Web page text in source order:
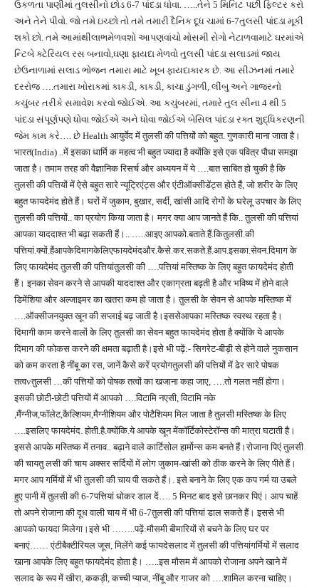
ઉકળતા પાણીમાં તુલસીનો છોડ 6-7 પાંદડા ધોવા. …..તેને 5 મિનિટ પછી ફિલ્ટર કરો
અને તેને પીવો. જો તમે ઇચ્છો તો તમે તમારી દૈનિક દૂધ ચામાં 6-7તુલસી પાંદડા મૂકી
શકો છો. તમે આમાંથીલાભમેળવશો આપણવાંચો મોસમી રોગો નેટાળવામાટે ઘરમાંએ
ન્ટિબે ક્ટેરિયલ રસ બનાવો,ઘણા ફાયદા મેળવો તુલસી પાંદડા સલાડમાં જાય
છેઉનાળામાં સલાડ ભોજન તમારા માટે ખૂબ ફાયદાકારક છે. આ સીઝનમાં તમારે
દરરોજ ….તમારા ખોરાકમાં કાકડી, કાકડી, કાચા ડુંગળી, લીંબુ અને ગાજરનો
કચુંબર તરીકે સમાવેશ કરવો જોઈએ. આ કચુંબરમાં, તમારે તુલ સીના 4 થી 5
પાંદડા સંપૂર્ણપણે ધોવા જોઈએ અને ધોવા જોઈએ બેસિલ પાંદડા રક્ત શુદ્ધિકરણની
જેમ કામ કરે…. છે Health आयुर्वेद में तुलसी की पत्तियों को बहुत. गुणकारी माना जाता है।
भारत(India) ..में इसका धार्मि क महत्व भी बहुत ज्यादा है क्योंकि इसे एक पवित्र पौधा समझा
जाता है। तमाम तरह की वैज्ञानिक रिसर्च और अध्ययन में ये ….बात साबित हो चुकी है कि
तुलसी की पत्तियों में ऐसे बहुत सारे न्यूट्रिएंट्स और एंटीऑक्सीडेंट्स होते हैं, जो शरीर के लिए
बहुत फायदेमंद होते हैं। घरों में जुकाम, बुखार, सर्दी, खांसी आदि रोगों के घरेलू उपचार के लिए
तुलसी की पत्तियों.. का प्रयोग किया जाता है। मगर क्या आप जानते हैं कि.. तुलसी की पत्तियां
आपका याददाश्त भी बढ़ा सकती हैं।.. …..आइए आपको.बताते.हैं.कितुलसी.की
पत्तियां.क्यों.हैंआपकेदिमागकेलिएफायदेमंदऔर.कैसे.कर.सकते.हैं.आप.इसका.सेवन.दिमाग के
लिए फायदेमंद तुलसी की पत्तियांतुलसी की ….पत्तियां मस्तिष्क के लिए बहुत फायदेमंद होती
हैं। इनका सेवन करने से आपकी याददाश्त और एकाग्रता बढ़ती है और भविष्य में होने वाले
डिमेंशिया और अल्जाइमर का खतरा कम हो जाता है। तुलसी के सेवन से आपके मस्तिष्क में
….ऑक्सीजनयुक्त खून की सप्लाई बढ़ जाती है।इससेआपका मस्तिष्क स्वस्थ रहता है।
दिमागी काम करने वालों के लिए तुलसी का सेवन बहुत फायदेमंद होता है क्योंकि ये आपके
दिमाग की फोकस करने की क्षमता बढ़ाती है।इसे भी पढ़ें:- सिगरेट-बीड़ी से होने वाले नुकसान
को कम करता है नींबू का रस, जानें कैसे करें प्रयोगतुलसी की पत्तियों में ढेर सारे पोषक
तत्वvतुलसी …की पत्तियों को पोषक तत्वों का खजाना कहा जाए, ….तो गलत नहीं होगा।
इसकी छोटी-छोटी पत्तियों में आपको ….विटामि नएसी, विटामि नके
,मैंग्नीज,फॉलेट,कैल्शियम,मैग्नीशियम और पोटैशियम मिल जाता है तुलसी मस्तिष्क के लिए
….इसलिए फायदेमंद. होती.है.क्योंकि.ये आपके खून मेंकॉर्टिकोस्टेरॉन्स की मात्रा घटाती है।
इससे आपके मस्तिष्क में तनाव.. बढ़ाने वाले कार्टिसोल हार्मोन्स कम बनते हैं।रोजाना पिएं तुलसी
की चायतु लसी की चाय अक्सर सर्दियों में लोग जुकाम-खांसी को ठीक करने के लिए पीते हैं।
मगर आप गर्मियों में भी तुलसी की चाय पी सकते हैं।. इसे बनाने के लिए एक कप गर्म या उबले
हुए पानी में तुलसी की 6-7पत्तियां धोकर डाल दें…. 5 मिनट बाद इसे छानकर पिएं। आप चाहें
तो अपने रोजाना की दूध वाली चाय में भी 6-7तुलसी की पत्तियां डाल सकते हैं। इससे भी
आपको फायदा मिलेगा।इसे भी ……..पढ़ें:मौसमी बीमारियों से बचने के लिए घर पर
बनाएं…… एंटीबैक्टीरियल जूस, मिलेंगे कई फायदेसलाद में तुलसी की पत्तियांगर्मियों में सलाद
खाना आपके लिए बहुत फायदेमंद होता है। …..इस मौसम में आपको रोजाना अपने खाने में
सलाद के रूप में खीरा, ककड़ी, कच्ची प्याज, नींबू और गाजर को ….शामिल करना चाहिए।